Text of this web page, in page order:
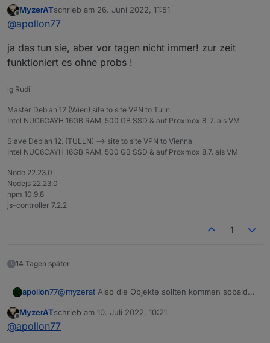
Offline
MyzerATschrieb am 26. Juni 2022, 11:51
zuletzt editiert von
@apollon77
ja das tun sie, aber vor tagen nicht immer! zur zeit
funktioniert es ohne probs !
lg Rudi
Master Debian 12 (Wien) site to site VPN to Tulln
Intel NUC6CAYH 16GB RAM, 500 GB SSD & auf Proxmox 8. 7. als VM
Slave Debian 12. (TULLN) --> site to site VPN to Vienna
Intel NUC6CAYH 16GB RAM, 500 GB SSD & auf Proxmox 8.7. als VM
Node 22.23.0
Nodejs 22.23.0
npm 10.9.8
js-controller 7.2.2
1
14 Tagen später
apollon77@myzerat
Offline
MyzerATschrieb am 10. Juli 2022, 10:21
zuletzt editiert von
@apollon77